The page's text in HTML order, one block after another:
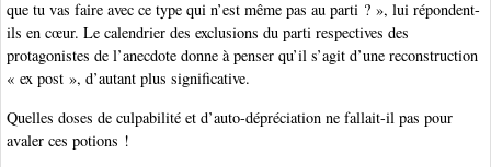
que tu vas faire avec ce type qui n’est même pas au parti ? », lui répondent-
ils en cœur. Le calendrier des exclusions du parti respectives des
protagonistes de l’anecdote donne à penser qu’il s’agit d’une reconstruction
« ex post », d’autant plus significative.
Quelles doses de culpabilité et d’auto-dépréciation ne fallait-il pas pour
avaler ces potions !